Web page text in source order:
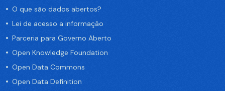
O que são dados abertos?
Lei de acesso a informação
Parceria para Governo Aberto
Open Knowledge Foundation
Open Data Commons
Open Data Definition